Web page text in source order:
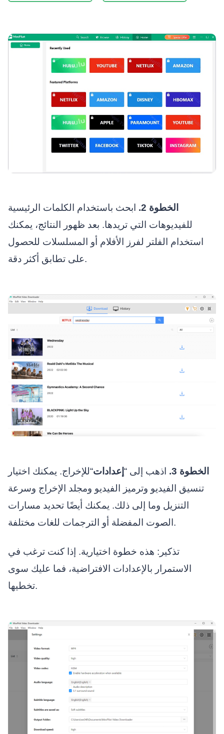
الخطوة 2.
ابحث باستخدام الكلمات الرئيسية
للفيديوهات التي تريدها. بعد ظهور النتائج، يمكنك
استخدام الفلتر لفرز الأفلام أو المسلسلات للحصول
على تطابق أكثر دقة.
الخطوة 3. اذهب إلى “ إعدادات“للإخراج. يمكنك اختيار
تنسيق الفيديو وترميز الفيديو ومجلد الإخراج وسرعة
التنزيل وما إلى ذلك. يمكنك أيضًا تحديد مسارات
الصوت المفضلة أو الترجمات للغات مختلفة.
تذكير: هذه خطوة اختيارية. إذا كنت ترغب في
الاستمرار بالإعدادات الافتراضية، فما عليك سوى
تخطيها.